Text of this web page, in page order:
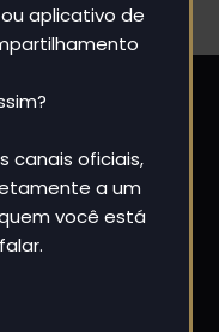
e-Not Provas, […]
áreas do direito,
aplicativo de
canais oficiais,
a um
você está